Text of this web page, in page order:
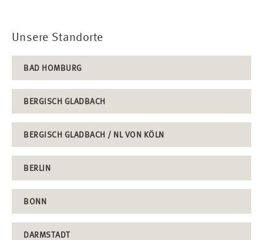
Unsere Standorte
BAD HOMBURG
BERGISCH GLADBACH
BERGISCH GLADBACH / NL VON KÖLN
BERLIN
BONN
DARMSTADT